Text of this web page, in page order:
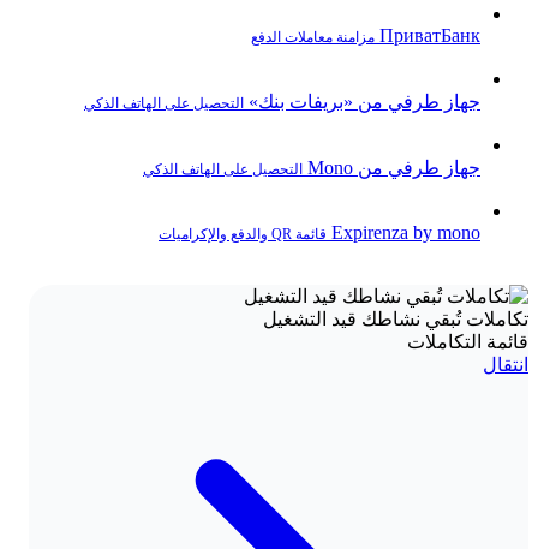
ПриватБанк مزامنة معاملات الدفع
جهاز طرفي من «بريفات بنك» التحصيل على الهاتف الذكي
جهاز طرفي من Mono التحصيل على الهاتف الذكي
Expirenza by mono قائمة QR والدفع والإكراميات
تكاملات تُبقي نشاطك قيد التشغيل
قائمة التكاملات
انتقال